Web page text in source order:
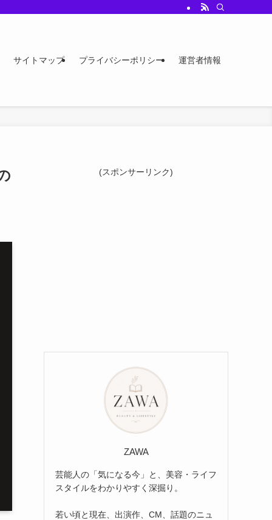
サイトマップ プライバシーポリシー 運営者情報
(スポンサーリンク)
ZAWA
芸能人の「気になる今」と、美容・ライフ
スタイルをわかりやすく深掘り。
若い頃と現在、出演作、CM、話題のニュ